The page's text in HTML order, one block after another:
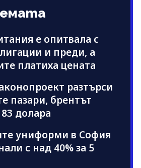
е опитвала с
и преди, а
платиха цената
разтърси
пазари, брентът
долара
униформи в София
с над 40% за 5